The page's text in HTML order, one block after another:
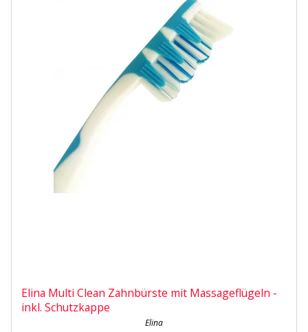
Elina Multi Clean Zahnbürste mit Massageflügeln -
inkl. Schutzkappe
Elina